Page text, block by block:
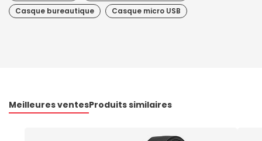
Casque bureautique
Casque micro USB
Meilleures ventesProduits similaires